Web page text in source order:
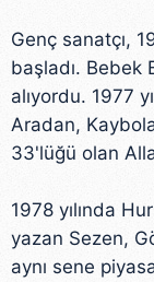
Genç sanatçı,
başladı. Bebek
alıyordu. 1977
Aradan,
33'lüğü olan
1978 yılında
yazan Sezen,
aynı sene